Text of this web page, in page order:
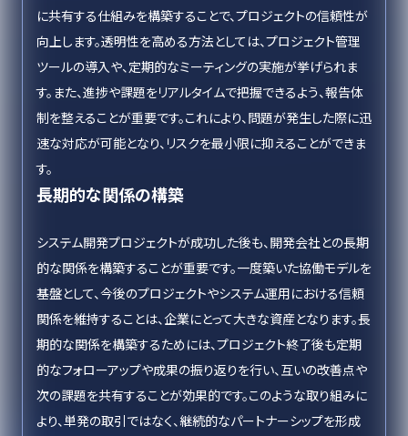
に共有する仕組みを構築することで、プロジェクトの信頼性が
向上します。透明性を高める方法としては、プロジェクト管理
ツールの導入や、定期的なミーティングの実施が挙げられま
す。また、進捗や課題をリアルタイムで把握できるよう、報告体
制を整えることが重要です。これにより、問題が発生した際に迅
速な対応が可能となり、リスクを最小限に抑えることができま
す。
長期的な関係の構築
システム開発プロジェクトが成功した後も、開発会社との長期
的な関係を構築することが重要です。一度築いた協働モデルを
基盤として、今後のプロジェクトやシステム運用における信頼
関係を維持することは、企業にとって大きな資産となります。長
期的な関係を構築するためには、プロジェクト終了後も定期
的なフォローアップや成果の振り返りを行い、互いの改善点や
次の課題を共有することが効果的です。このような取り組みに
より、単発の取引ではなく、継続的なパートナーシップを形成